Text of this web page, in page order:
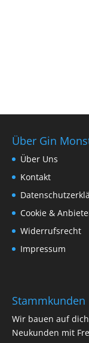
Über Gin
Über Uns
Kontakt
Cookie &
Widerrufsrecht
Impressum
Stammkunden
Wir bauen auf
Neukunden mit